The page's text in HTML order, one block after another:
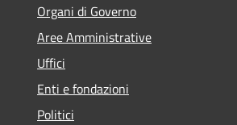
Organi di Governo
Aree Amministrative
Uffici
Enti e fondazioni
Politici